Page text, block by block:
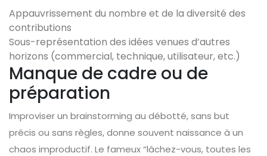
Appauvrissement du nombre et de la diversité des
contributions
Sous-représentation des idées venues d’autres
horizons (commercial, technique, utilisateur, etc.)
Manque de cadre ou de
préparation
Improviser un brainstorming au débotté, sans but
précis ou sans règles, donne souvent naissance à un
chaos improductif. Le fameux “lâchez-vous, toutes les